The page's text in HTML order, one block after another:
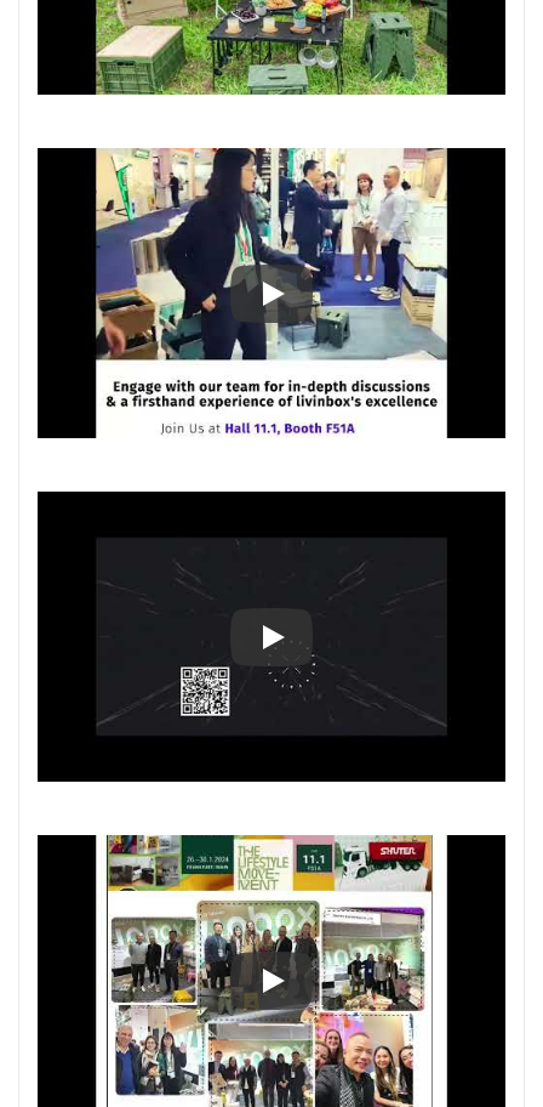
Ambiente 2024:
Ambiente 2024:
Ambiente 2024: